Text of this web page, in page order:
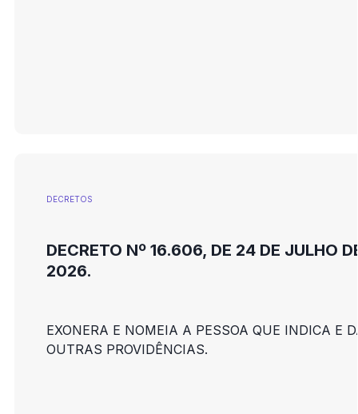
DECRETOS
DECRETO Nº 16.606, DE 24 DE JULHO
2026.
EXONERA E NOMEIA A PESSOA QUE INDICA E
OUTRAS PROVIDÊNCIAS.